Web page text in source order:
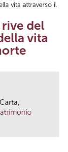
vita attraverso il
del
vita